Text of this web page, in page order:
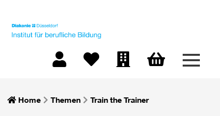
Menü
Home Themen Train the Trainer